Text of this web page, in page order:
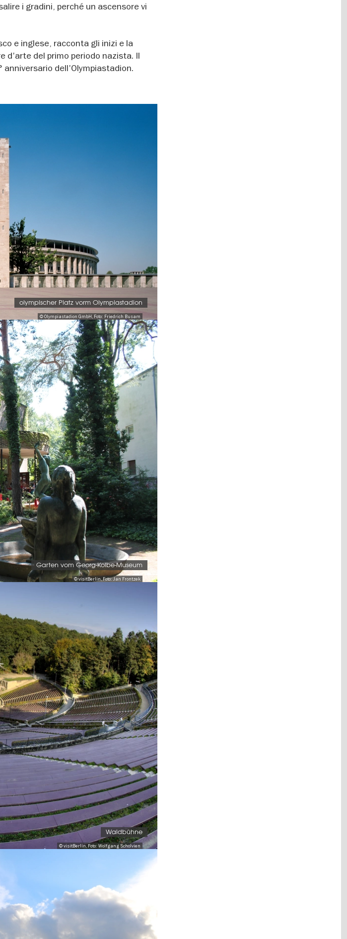
i gradini, perché un ascensore vi
e inglese, racconta gli inizi e la
d'arte del primo periodo nazista. Il
dell'Olympiastadion.
© Olympiastadion GmbH, Foto: Friedrich Busam
olympischer Platz vorm Olympiastadion
© visitBerlin, Foto: Jan Frontzek
Garten vom Georg-Kolbe-Museum
© visitBerlin, Foto: Wolfgang Scholvien
Waldbühne